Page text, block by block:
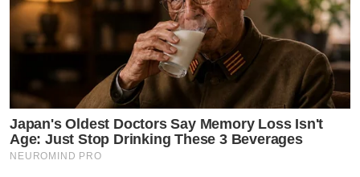
Japan's Oldest Doctors Say Memory Loss Isn't
Age: Just Stop Drinking These 3 Beverages
NEUROMIND PRO